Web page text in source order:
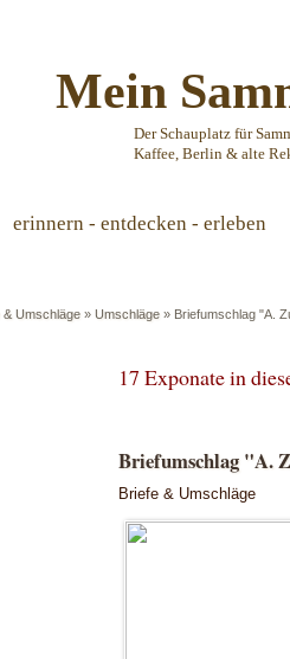
Mein
Der Schauplatz für
Kaffee, Berlin & alte
erinnern - entdecken - erleben
& Umschläge » Umschläge » Briefumschlag "A.
17 Exponate in
Briefumschlag "A.
Briefe & Umschläge